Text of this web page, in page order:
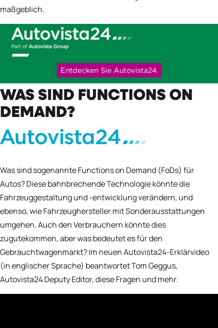
maßgeblich.
WAS SIND FUNCTIONS ON
DEMAND?
Was sind sogenannte Functions on Demand (FoDs) für
Autos? Diese bahnbrechende Technologie könnte die
Fahrzeuggestaltung und -entwicklung verändern, und
ebenso, wie Fahrzeughersteller mit Sonderausstattungen
umgehen. Auch den Verbrauchern könnte dies
zugutekommen, aber was bedeutet es für den
Gebrauchtwagenmarkt? Im neuen Autovista24-Erklärvideo
(in englischer Sprache) beantwortet Tom Geggus,
Autovista24 Deputy Editor, diese Fragen und mehr.